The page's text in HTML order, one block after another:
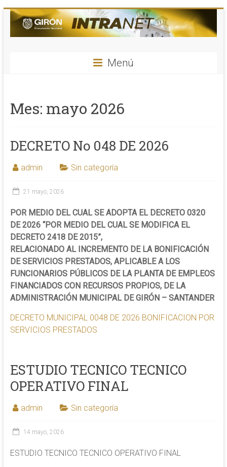
Saltar
INTRANET
–
Menú
Mes: mayo 2026
DECRETO No 048 DE 2026
admin Sin categoría
21 mayo, 2026
POR MEDIO DEL CUAL SE ADOPTA EL DECRETO 0320
DE 2026 “POR MEDIO DEL CUAL SE MODIFICA EL
DECRETO 2418 DE 2015”,
RELACIONADOAL INCREMENTO DE LA BONIFICACIÓN
DE SERVICIOS PRESTADOS, APLICABLEA LOS
FUNCIONARIOS PÚBLICOS DE LA PLANTA DE EMPLEOS
FINANCIADOS CON RECURSOS PROPIOS, DE LA
ADMINISTRACIÓN MUNICIPAL DE GIRÓN – SANTANDER
DECRETO MUNICIPAL 0048 DE 2026 BONIFICACION POR
SERVICIOS PRESTADOS
ESTUDIO TECNICO TECNICO
OPERATIVO FINAL
admin Sin categoría
14 mayo, 2026
ESTUDIO TECNICO TECNICO OPERATIVO FINAL